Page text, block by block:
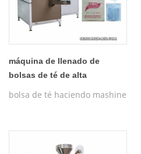
máquina de llenado de
bolsas de té de alta
bolsa de té haciendo mashine